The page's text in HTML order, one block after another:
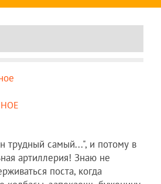
трудный самый...", и потому в
артиллерия! Знаю не
поста, когда